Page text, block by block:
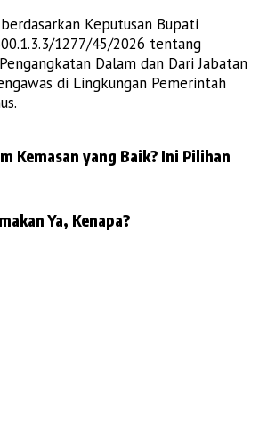
Keputusan Bupati
1277/45/2026 tentang
Dalam dan Dari Jabatan
di Lingkungan Pemerintah
Kemasan yang Baik? Ini Pilihan
Ya, Kenapa?